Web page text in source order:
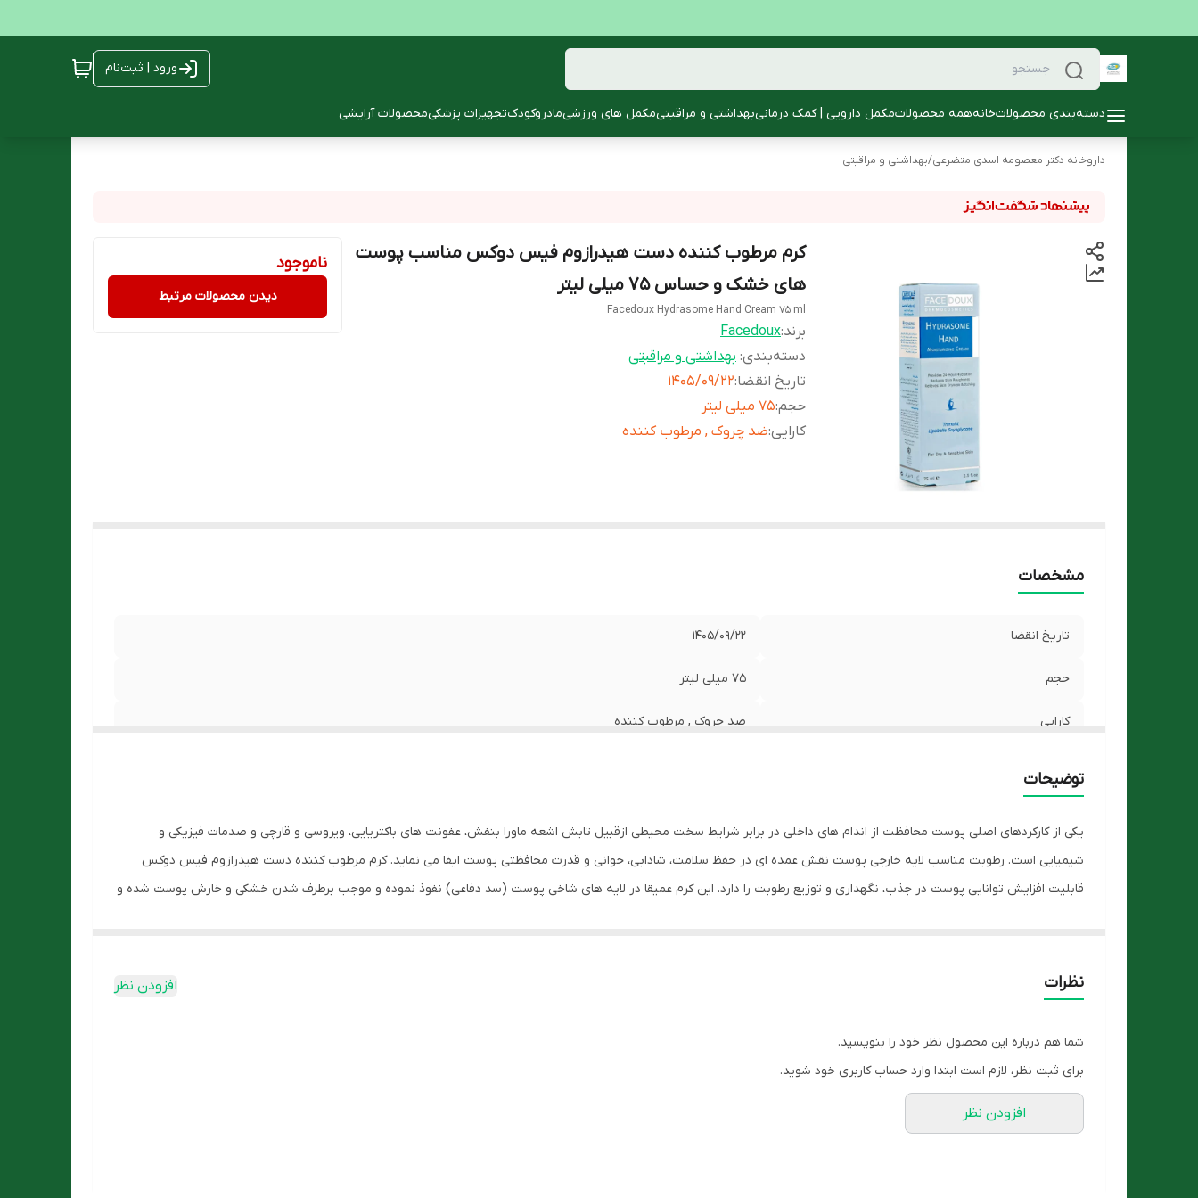
ورود | ثبت‌نام
دسته‌بندی محصولاتخانههمه محصولاتمکمل دارویی | کمک درمانیبهداشتی و مراقبتیمکمل های ورزشیمادروکودکتجهیزات پزشکیمحصولات آرایشی
داروخانه دکتر معصومه اسدی متضرعی/بهداشتی و مراقبتی
کرم مرطوب کننده دست هیدرازوم فیس دوکس مناسب پوست
های خشک و حساس ۷۵ میلی لیتر
Facedoux Hydrasome Hand Cream 75 ml
برند:Facedoux
دسته‌بندی: بهداشتی و مراقبتی
تاریخ انقضا:
1405/09/22
حجم:۷۵ میلی لیتر
کارایی:ضد چروک , مرطوب کننده
ناموجود
دیدن محصولات مرتبط
مشخصات
تاریخ انقضا 1405/09/22
حجم ۷۵ میلی لیتر
کارایی ضد چروک , مرطوب کننده
توضیحات
یکی از کارکردهای اصلی پوست محافظت از اندام های داخلی در برابر شرایط سخت محیطی ازقبیل تابش اشعه ماورا بنفش، عفونت های باکتریایی، ویروسی و قارچی و صدمات فیزیکی و
شیمیایی است. رطوبت مناسب لایه خارجی پوست نقش عمده ای در حفظ سلامت، شادابی، جوانی و قدرت محافظتی پوست ایفا می نماید. کرم مرطوب کننده دست هیدرازوم فیس دوکس
قابلیت افزایش توانایی پوست در جذب، نگهداری و توزیع رطوبت را دارد. این کرم عمیقا در لایه های شاخی پوست (سد دفاعی) نفوذ نموده و موجب برطرف شدن خشکی و خارش پوست شده و
کرم مرطوب کننده دستهیدرازوم فیس دوکس حاوی موثرترین کمپلکس مرطوب کننده و آنتی اکسیدان لیپوزومال از دانه سویا می باشد که دارای توانایی تقویت رشته های کلاژن، حفظ
خاصیت کشسانی و قوام پوست، محافظت از پیری و حفظ خواص طبیعی آن است.
حاوی مؤثرترین کمپلکس مرطوب کننده و آنتی اکسیدان به صورت ترکیبات انکپسوله لیپوزومال
رطوبت رسانی به عمیق ترین لایه های پوست با اثر 24 ساعته
نظرات افزودن نظر
شما هم درباره این محصول نظر خود را بنویسید.
برای ثبت نظر، لازم است ابتدا وارد حساب کاربری خود شوید.
افزودن نظر